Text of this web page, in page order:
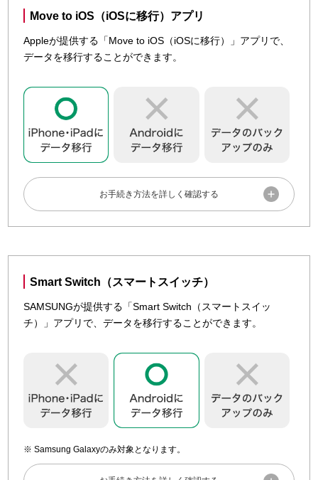
に、ご利用していたAndroidスマートフォン・タブレットか
のWebサイト
」をご確認ください。
動画でも確認できます
実際の操作手順を動画で確認したい方は「
さわれる動画deサ

先等）」を選択してご確認ください。
Move to iOS（iOSに移行）アプリ
Appleが提供する「Move to iOS（iOSに移行）」アプリで、
データを移行することができます。
iPod touchに移行できるサービスです。
「Android から iPhone または iPad に移行する
」をご確認
ください。
Smart Switch（スマートスイッチ）
SAMSUNGが提供する「Smart Switch（スマートスイッ
チ）」アプリで、データを移行することができます。
Samsung Galaxyのみ対象となります。